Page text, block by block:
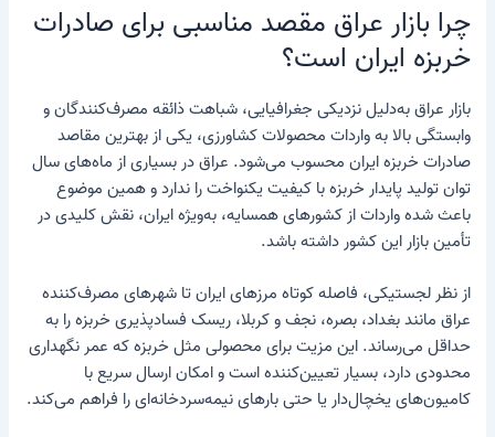
چرا بازار عراق مقصد مناسبی برای صادرات
خربزه ایران است؟
بازار عراق به‌دلیل نزدیکی جغرافیایی، شباهت ذائقه مصرف‌کنندگان و
وابستگی بالا به واردات محصولات کشاورزی، یکی از بهترین مقاصد
صادرات خربزه ایران محسوب می‌شود. عراق در بسیاری از ماه‌های سال
توان تولید پایدار خربزه با کیفیت یکنواخت را ندارد و همین موضوع
باعث شده واردات از کشورهای همسایه، به‌ویژه ایران، نقش کلیدی در
تأمین بازار این کشور داشته باشد.
از نظر لجستیکی، فاصله کوتاه مرزهای ایران تا شهرهای مصرف‌کننده
عراق مانند بغداد، بصره، نجف و کربلا، ریسک فسادپذیری خربزه را به
حداقل می‌رساند. این مزیت برای محصولی مثل خربزه که عمر نگهداری
محدودی دارد، بسیار تعیین‌کننده است و امکان ارسال سریع با
کامیون‌های یخچال‌دار یا حتی بارهای نیمه‌سردخانه‌ای را فراهم می‌کند.